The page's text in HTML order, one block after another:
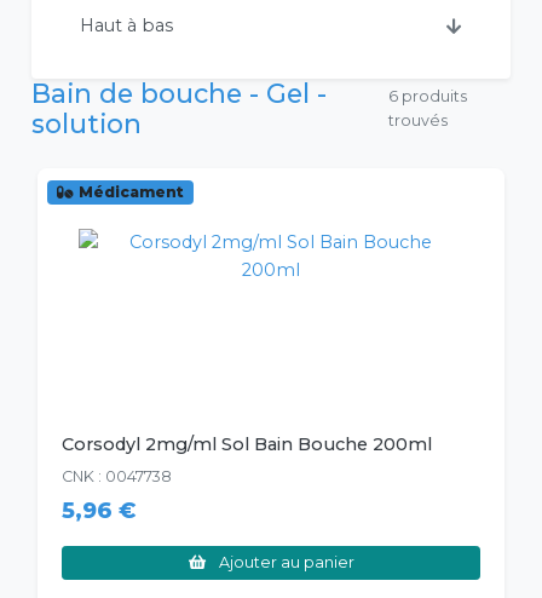
Haut à bas
Bain de bouche - Gel -
solution
6 produits
trouvés
Médicament
Corsodyl 2mg/ml Sol Bain Bouche 200ml
CNK : 0047738
5,96 €
Ajouter au panier